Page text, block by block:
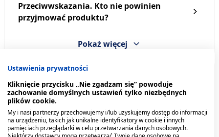
Latopic, regenerujący
krem do rąk, 50 ml
Latopic, emulsja do
109,99 zł
Przeciwwskazania. Kto nie powinien
przyjmować produktu?
Pokaż więcej
Opis produktu
Emulsja do kąpieli Latopic kompleksowo
pielęgnuje, chroni i odżywia skórę atopową, suchą
i skłonną do podrażnień. Dzięki bogatej formule
skutecznie nawilża i natłuszcza, szybko łagodzi
Ustawienia prywatności
Kliknięcie przycisku „Nie zgadzam się” powoduje
zachowanie domyślnych ustawień tylko niezbędnych
plików cookie.
My i nasi partnerzy przechowujemy i/lub uzyskujemy dostęp do informacji
na urządzeniu, takich jak unikalne identyfikatory w cookie i innych
pamięciach przeglądarki w celu przetwarzania danych osobowych.
Niektórzy dostawcy mogą przetwarzać Twoje dane osobowe na